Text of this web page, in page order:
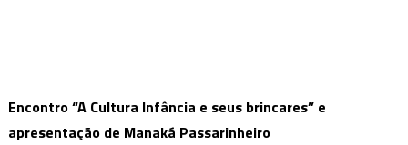
Encontro “A Cultura Infância e seus brincares” e
apresentação de Manaká Passarinheiro